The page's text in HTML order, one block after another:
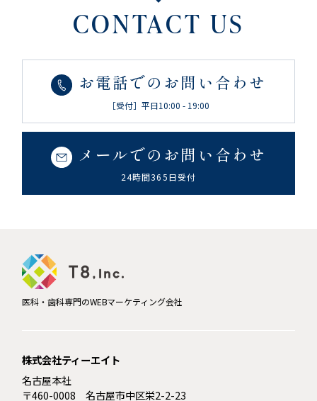
CONTACT US
お電話でのお問い合わせ
［受付］平日10:00 - 19:00
メールでのお問い合わせ
24時間365日受付
医科・歯科専門のWEBマーケティング会社
株式会社ティーエイト
名古屋本社
〒460-0008 名古屋市中区栄2-2-23